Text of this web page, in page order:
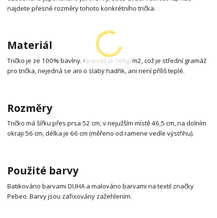
najdete přesné rozměry tohoto konkrétního trička.
Materiál
Tričko je ze 100% bavlny. Gramáž je 160g/m2, což je střední gramáž
pro trička, nejedná se ani o slabý hadřík, ani není příliš teplé.
Rozměry
Tričko má šířku přes prsa 52 cm, v nejužším místě 46,5 cm, na dolním
okraji 56 cm, délka je 66 cm (měřeno od ramene vedle výstřihu).
Použité barvy
Batikováno barvami DUHA a malováno barvami na textil značky
Pebeo. Barvy jsou zafixovány zažehlením.